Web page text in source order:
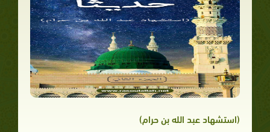
(استشهاد عبد الله بن حرام)